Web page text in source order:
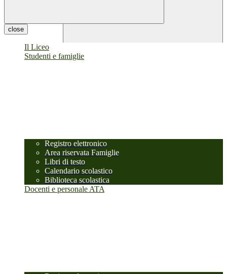
close
Il Liceo
Studenti e famiglie
Registro elettronico
Area riservata Famiglie
Libri di testo
Calendario scolastico
Biblioteca scolastica
Docenti e personale ATA